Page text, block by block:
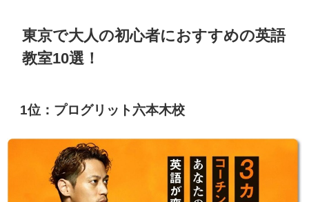
東京で大人の初心者におすすめの英語
教室10選！
1位：プログリット六本木校